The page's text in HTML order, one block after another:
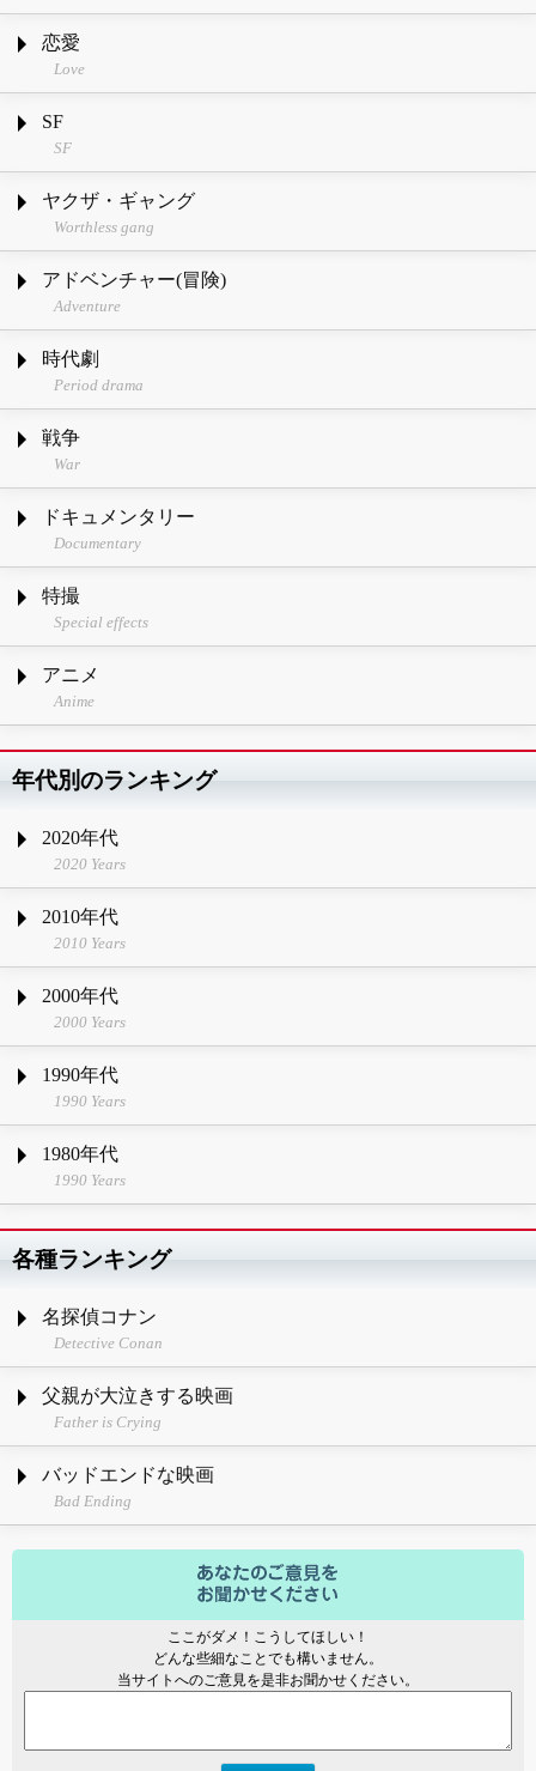
恋愛
Love
SF
SF
ヤクザ・ギャング
Worthless gang
アドベンチャー(冒険)
Adventure
時代劇
Period drama
戦争
War
ドキュメンタリー
Documentary
特撮
Special effects
アニメ
Anime
年代別のランキング
2020年代
2020 Years
2010年代
2010 Years
2000年代
2000 Years
1990年代
1990 Years
1980年代
1990 Years
各種ランキング
名探偵コナン
Detective Conan
父親が大泣きする映画
Father is Crying
バッドエンドな映画
Bad Ending
ここがダメ！こうしてほしい！
どんな些細なことでも構いません。
当サイトへのご意見を是非お聞かせください。